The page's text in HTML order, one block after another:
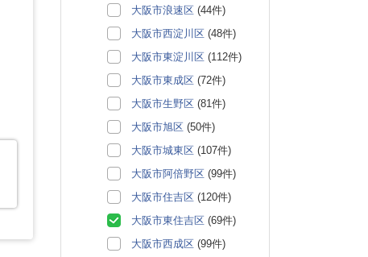
大阪市浪速区 (44件)
大阪市西淀川区 (48件)
大阪市東淀川区 (112件)
大阪市東成区 (72件)
大阪市生野区 (81件)
大阪市旭区 (50件)
大阪市城東区 (107件)
大阪市阿倍野区 (99件)
大阪市住吉区 (120件)
大阪市東住吉区 (69件)
大阪市西成区 (99件)